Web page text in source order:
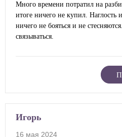
Много времени потратил на
итоге ничего не купил. Наглость
ничего не бояться и не
связываться.
Игорь
16 мая 2024